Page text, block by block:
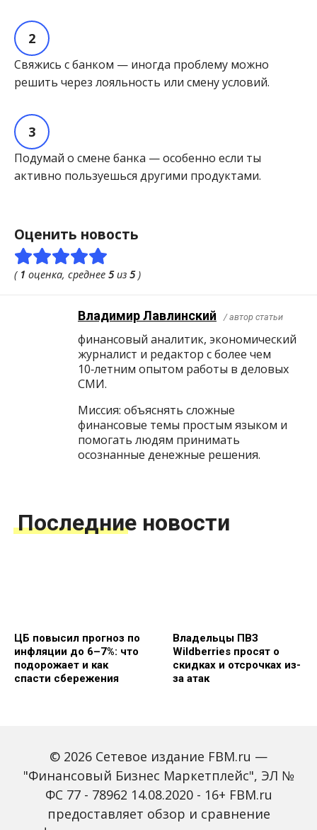
Свяжись с банком — иногда проблему можно
решить через лояльность или смену условий.
Подумай о смене банка — особенно если ты
активно пользуешься другими продуктами.
Оценить новость
( 1 оценка, среднее 5из 5)
Владимир Лавлинский / автор статьи
финансовый аналитик, экономический
журналист и редактор с более чем
10‑летним опытом работы в деловых
СМИ.
Миссия: объяснять сложные
финансовые темы простым языком и
помогать людям принимать
осознанные денежные решения.
Последние новости
ЦБ повысил прогноз по
инфляции до 6–7%: что
подорожает и как
спасти сбережения
Владельцы ПВЗ
Wildberries просят о
скидках и отсрочках из-
за атак
Объем наличных у
россиян в июле вырос
С 2027 года ИНН станет
© 2026 Сетевое издание FBM.ru —
"Финансовый Бизнес Маркетплейс", ЭЛ №
ФС 77 - 78962 14.08.2020 - 16+ FBM.ru
предоставляет обзор и сравнение